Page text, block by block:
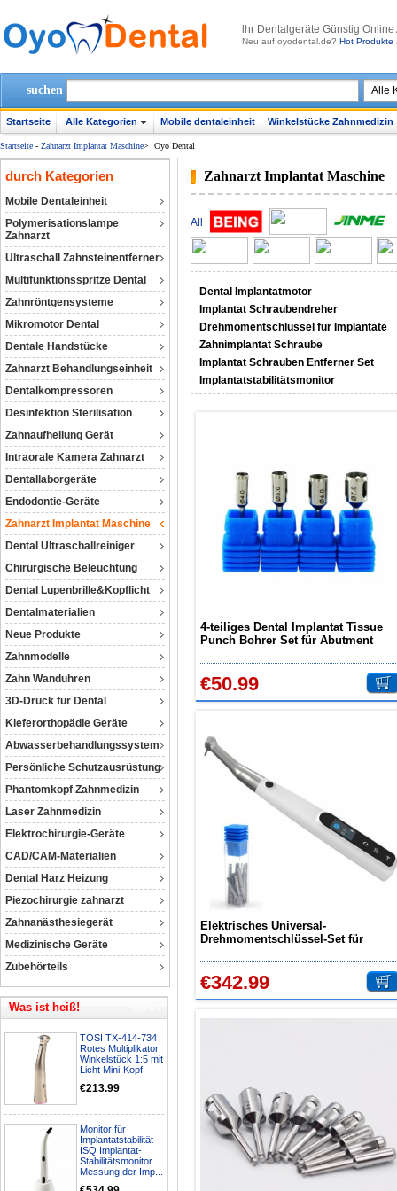
lhr Dentalgeräte Günstig
Neu auf oyodental.de? Hot Produkte
suchen
Startseite Alle Kategorien Mobile dentaleinheit Winkelstücke Zahnmedizin
Startseite - Zahnarzt Implantat Maschine> Oyo Dental
durch Kategorien
Mobile Dentaleinheit
Polymerisationslampe
Zahnarzt
Ultraschall Zahnsteinentferner
Multifunktionsspritze Dental
Zahnröntgensysteme
Mikromotor Dental
Dentale Handstücke
Zahnarzt Behandlungseinheit
Dentalkompressoren‎
Desinfektion Sterilisation
Zahnaufhellung Gerät
Intraorale Kamera Zahnarzt
Dentallaborgeräte
Endodontie-Geräte
Zahnarzt Implantat Maschine
Dental Ultraschallreiniger
Chirurgische Beleuchtung
Dental Lupenbrille&Kopflicht
Dentalmaterialien
Neue Produkte
Zahnmodelle
Zahn Wanduhren
3D-Druck für Dental
Kieferorthopädie Geräte
Abwasserbehandlungssystem
Persönliche Schutzausrüstung
Phantomkopf Zahnmedizin
Laser Zahnmedizin
Elektrochirurgie-Geräte
CAD/CAM-Materialien
Dental Harz Heizung
Piezochirurgie zahnarzt
Zahnanästhesiegerät
Medizinische Geräte
Zubehörteils
Was ist heiß!
TOSI TX-414-734
Rotes Multiplikator
Winkelstück 1:5 mit
Licht Mini-Kopf
€213.99
Monitor für
Implantatstabilität
ISQ Implantat-
Stabilitätsmonitor
Messung der Imp...
Zahnarzt Implantat Maschine
All
Dental Implantatmotor
Implantat Schraubendreher
Drehmomentschlüssel für Implantate
Zahnimplantat Schraube
Implantat Schrauben Entferner Set
Implantatstabilitätsmonitor
4-teiliges Dental Implantat Tissue
Punch Bohrer Set für Abutment
€50.99
Elektrisches Universal-
Drehmomentschlüssel-Set für
Schraubendrehern
€342.99